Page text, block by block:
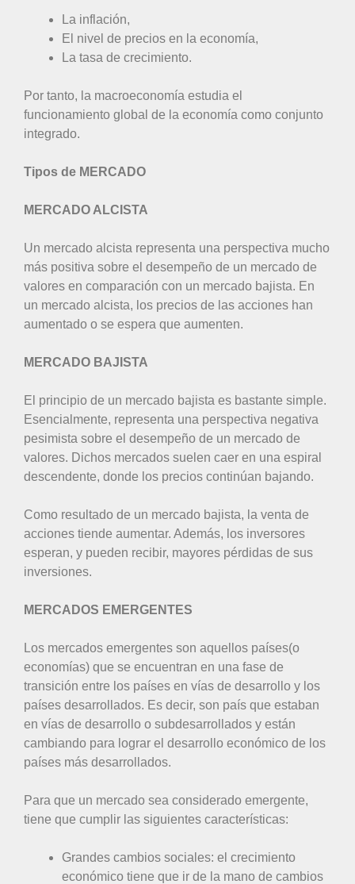
La inflación,
El nivel de precios en la economía,
La tasa de crecimiento.
Por tanto, la macroeconomía estudia el
funcionamiento global de la economía como conjunto
integrado.
Tipos de MERCADO
MERCADO ALCISTA
Un mercado alcista representa una perspectiva mucho
más positiva sobre el desempeño de un mercado de
valores en comparación con un mercado bajista. En
un mercado alcista, los precios de las acciones han
aumentado o se espera que aumenten.
MERCADO BAJISTA
El principio de un mercado bajista es bastante simple.
Esencialmente, representa una perspectiva negativa
pesimista sobre el desempeño de un mercado de
valores. Dichos mercados suelen caer en una espiral
descendente, donde los precios continúan bajando.
Como resultado de un mercado bajista, la venta de
acciones tiende aumentar. Además, los inversores
esperan, y pueden recibir, mayores pérdidas de sus
inversiones.
MERCADOS EMERGENTES
Los mercados emergentes son aquellos países(o
economías) que se encuentran en una fase de
transición entre los países en vías de desarrollo y los
países desarrollados. Es decir, son país que estaban
en vías de desarrollo o subdesarrollados y están
cambiando para lograr el desarrollo económico de los
países más desarrollados.
Para que un mercado sea considerado emergente,
tiene que cumplir las siguientes características:
Grandes cambios sociales: el crecimiento
económico tiene que ir de la mano de cambios